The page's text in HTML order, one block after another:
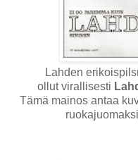
Lahden
ollut virallisesti
Tämä mainos antaa